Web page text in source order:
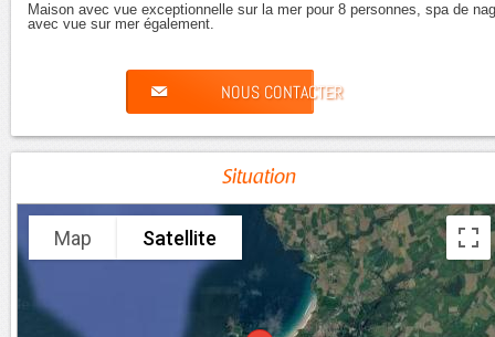
Maison avec vue exceptionnelle sur la mer pour 8 personnes, spa de
avec vue sur mer également.
NOUS CONTACTER
Situation
Map Satellite